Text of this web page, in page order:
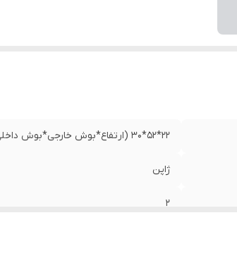
22*52*30 (ارتفاع*بوش خارجی*بوش داخلی)
ژاپن
2